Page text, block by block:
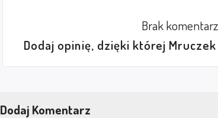
Brak
Dodaj opinię, dzięki której
Dodaj Komentarz